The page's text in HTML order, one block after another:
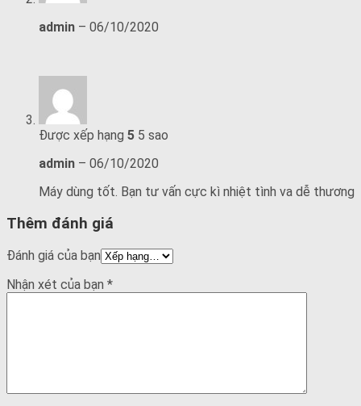
admin – 06/10/2020
Được xếp hạng 5 5 sao
admin – 06/10/2020
Máy dùng tốt. Bạn tư vấn cực kì nhiệt tình va dễ thương
Thêm đánh giá
Đánh giá của bạn
Nhận xét của bạn *